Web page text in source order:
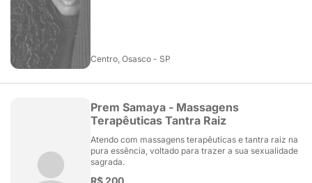
Centro, Osasco - SP
Prem Samaya - Massagens
Terapêuticas Tantra Raiz
Atendo com massagens terapêuticas e tantra raiz na
pura essência, voltado para trazer a sua sexualidade
sagrada.
R$ 200